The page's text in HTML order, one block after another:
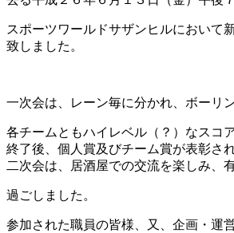
スポーツワールドサザンヒルにおいて
致しました。
一次会は、レーン毎に分かれ、ボーリ
各チームともハイレベル（？）なスコ
終了後、個人賞及びチーム賞が表彰さ
二次会は、居酒屋での交流を楽しみ、
過ごしました。
参加された職員の皆様、又、企画・運